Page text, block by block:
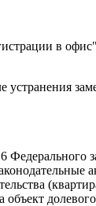
в
устранения
долевого